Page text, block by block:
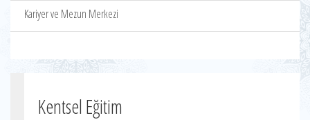
Kariyer ve Mezun Merkezi
Kentsel Eğitim